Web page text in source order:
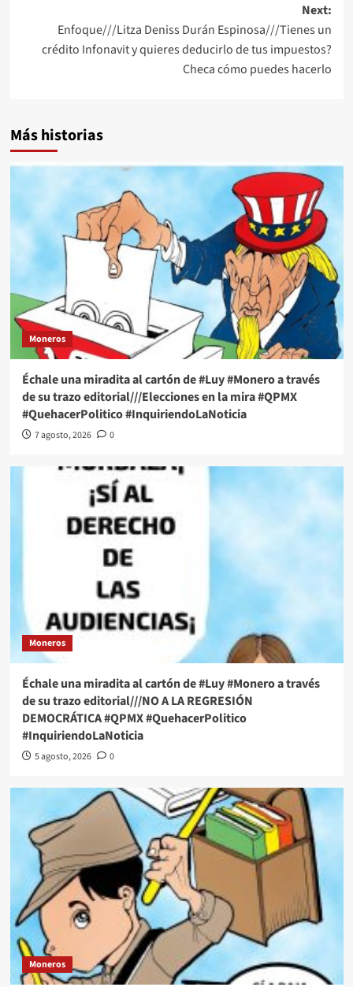
Next:
Enfoque///Litza Deniss Durán Espinosa///Tienes un
crédito Infonavit y quieres deducirlo de tus impuestos?
Checa cómo puedes hacerlo
Más historias
Moneros
Échale una miradita al cartón de #Luy #Monero a través
de su trazo editorial///Elecciones en la mira #QPMX
#QuehacerPolitico #InquiriendoLaNoticia
7 agosto, 2026 0
Moneros
Échale una miradita al cartón de #Luy #Monero a través
de su trazo editorial///NO A LA REGRESIÓN
DEMOCRÁTICA #QPMX #QuehacerPolitico
#InquiriendoLaNoticia
5 agosto, 2026 0
Moneros